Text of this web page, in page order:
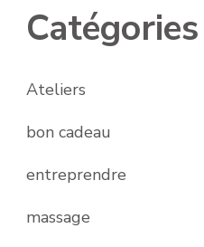
Catégories
Ateliers
bon cadeau
entreprendre
massage